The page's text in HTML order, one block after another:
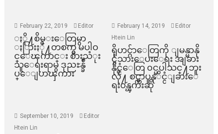
February 22, 2019 Editor
ႏို႔စိမ္းေတြမွာ
ႏြားႏို႔တစက္မွ မပါဝ
င္ေၾကာင္း စားသံုး
သူေရးရာမွ ဒုညႊန္ခ်ဳ
ပ္ေျပာၾကား
February 14, 2019
Editor
Htein Lin
ရိုဟင္ဂ်ာေတြကို ျမန္မာနို
င္ငံသားေပးေရး အျခား
နိုင္ငံေတြ ၀င္မပါသင္႔ဘူး
လို႔ စင္ကာပူနုိင္ငံျခားေ
ရး၀န္ၾကီးဆို
September 10, 2019
Editor
Htein Lin